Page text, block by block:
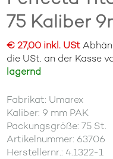
75 Kaliber
€ 27,00 inkl. USt
die USt. an der Kasse
lagernd
Fabrikat: Umarex
Kaliber: 9 mm PAK
Packungsgröße: 75 St.
Artikelnummer: 63706
Herstellernr.: 4.1322-1